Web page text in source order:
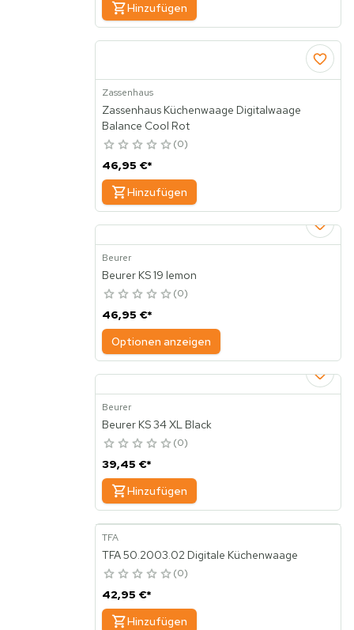
Hinzufügen
Zassenhaus
Zassenhaus Küchenwaage Digitalwaage
Balance Cool Rot
0
46,95 €*
Hinzufügen
Beurer
Beurer KS 19 lemon
0
46,95 €*
Optionen anzeigen
Beurer
Beurer KS 34 XL Black
0
39,45 €*
Hinzufügen
TFA
TFA 50.2003.02 Digitale Küchenwaage
0
42,95 €*
Hinzufügen